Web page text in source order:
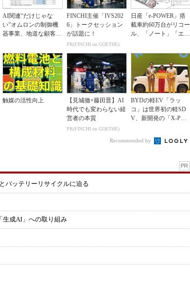
AI関連“だけじゃな
い”オムロンの制御機
器事業、地道な顧客基
FINCHI主催「IVS202
6」トークセッション
が話題に！
PR(FINCHI on GOETHE)
日産「e-POWER」搭
載車約60万台がリコー
ル、「ノート」「エク
触媒の活性向上
【見城徹×藤田晋】AI
時代でも変わらない経
営者の本質
PR(FINCHI on GOETHE)
BYDの軽EV「ラッ
コ」は世界初の軽SD
V、新開発の「X-PAC
Recommended by
PR
バッテリーリサイクルに迫る
生成AI」への取り組み